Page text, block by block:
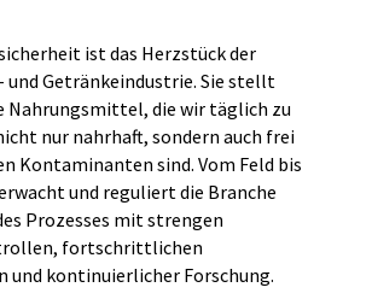
ist das Herzstück der
Getränkeindustrie. Sie stellt
Nahrungsmittel, die wir täglich zu
nur nahrhaft, sondern auch frei
Kontaminanten sind. Vom Feld bis
und reguliert die Branche
Prozesses mit strengen
fortschrittlichen
und kontinuierlicher Forschung.